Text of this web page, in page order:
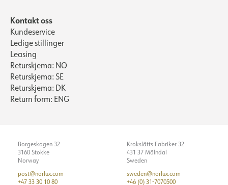
Kontakt oss
Kundeservice
Ledige stillinger
Leasing
Returskjema: NO
Returskjema: SE
Returskjema: DK
Return form: ENG
Borgeskogen 32
3160 Stokke
Norway
post@norlux.com
+47 33 30 10 80
Krokslätts Fabriker 32
431 37 Mölndal
Sweden
sweden@norlux.com
+46 (0) 31-7070500